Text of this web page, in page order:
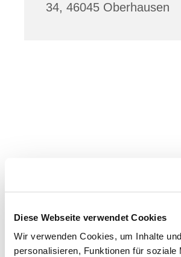
Diese Webseite verwendet Cookies
Wir verwenden Cookies, um Inhalte
personalisieren, Funktionen für soziale
34, 46045 Oberhausen